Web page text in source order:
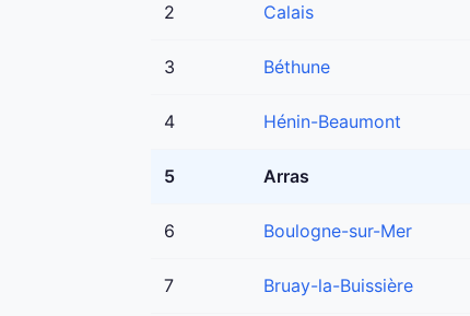
2 Calais
3 Béthune
4 Hénin-Beaumont
5 Arras
6 Boulogne-sur-Mer
7 Bruay-la-Buissière